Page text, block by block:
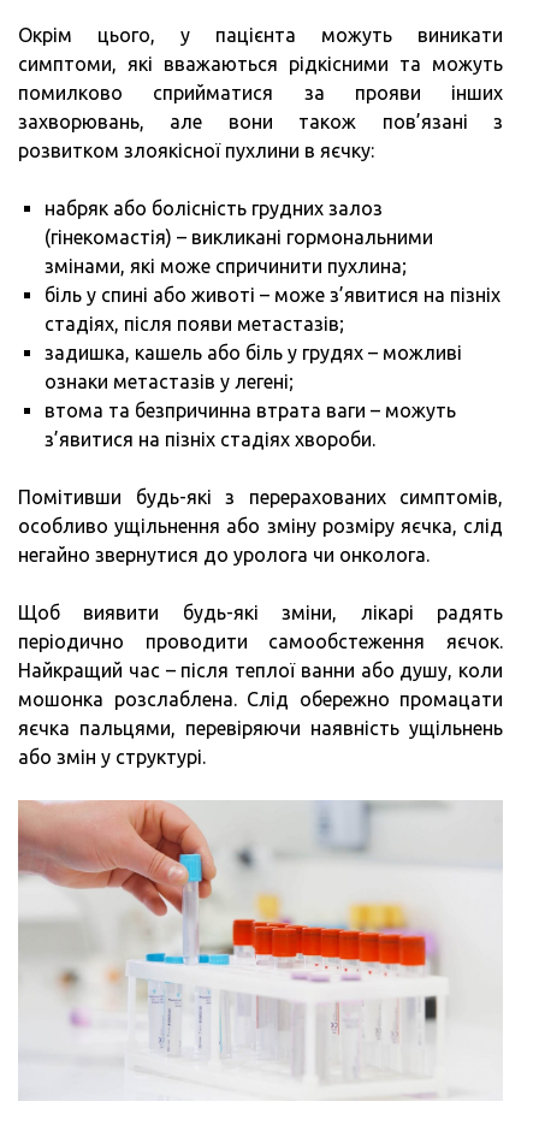
Окрім цього, у пацієнта можуть виникати
симптоми, які вважаються рідкісними та можуть
помилково сприйматися за прояви інших
захворювань, але вони також пов’язані з
розвитком злоякісної пухлини в яєчку:
набряк або болісність грудних залоз
(гінекомастія) – викликані гормональними
змінами, які може спричинити пухлина;
біль у спині або животі – може з’явитися на пізніх
стадіях, після появи метастазів;
задишка, кашель або біль у грудях – можливі
ознаки метастазів у легені;
втома та безпричинна втрата ваги – можуть
з’явитися на пізніх стадіях хвороби.
Помітивши будь-які з перерахованих симптомів,
особливо ущільнення або зміну розміру яєчка, слід
негайно звернутися до уролога чи онколога.
Щоб виявити будь-які зміни, лікарі радять
періодично проводити самообстеження яєчок.
Найкращий час – після теплої ванни або душу, коли
мошонка розслаблена. Слід обережно промацати
яєчка пальцями, перевіряючи наявність ущільнень
або змін у структурі.